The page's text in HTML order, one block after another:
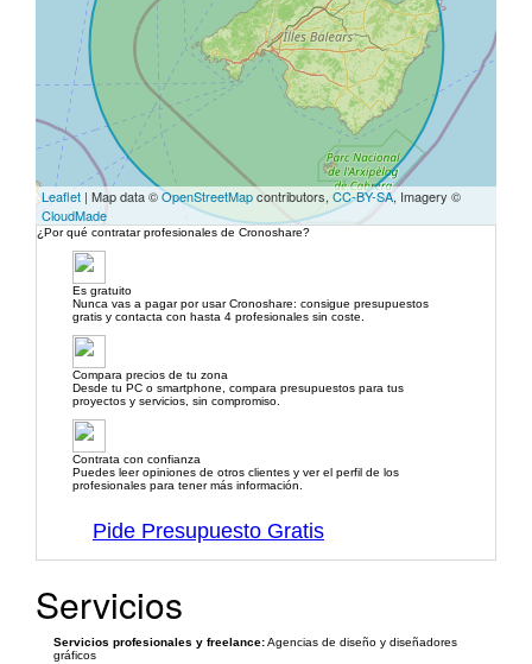
Leaflet | Map data ©OpenStreetMapcontributors, CC-BY-SA, Imagery ©
CloudMade
¿Por qué contratar profesionales de Cronoshare?
Es gratuito
Nunca vas a pagar por usar Cronoshare: consigue presupuestos
gratis y contacta con hasta 4 profesionales sin coste.
Compara precios de tu zona
Desde tu PC o smartphone, compara presupuestos para tus
proyectos y servicios, sin compromiso.
Contrata con confianza
Puedes leer opiniones de otros clientes y ver el perfil de los
profesionales para tener más información.
Pide Presupuesto Gratis
Servicios
Servicios profesionales y freelance:Agencias de diseño y diseñadores
gráficos